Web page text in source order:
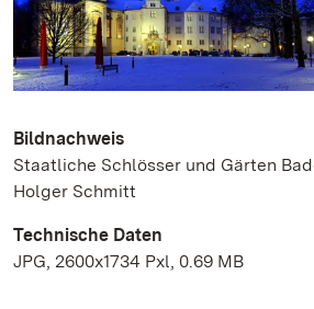
Bildnachweis
Staatliche Schlösser und Gärten
Holger Schmitt
Technische Daten
JPG, 2600x1734 Pxl, 0.69 MB